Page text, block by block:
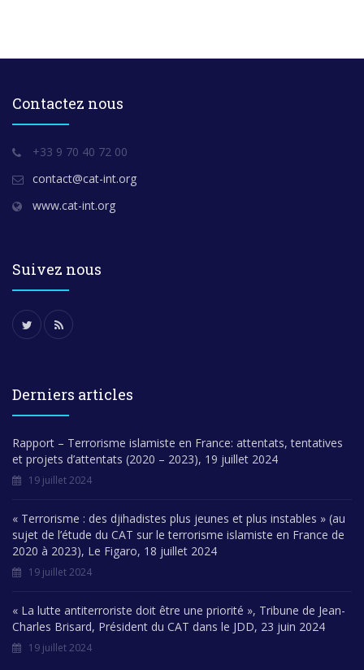
Contactez nous
+33 9 70 40 72 00
contact@cat-int.org
www.cat-int.org
Suivez nous
Derniers articles
Rapport – Terrorisme islamiste en France: attentats, tentatives
et projets d’attentats (2020 – 2023), 19 juillet 2024
19 juillet 2024
« Terrorisme : des djihadistes plus jeunes et plus instables » (au
sujet de l’étude du CAT sur le terrorisme islamiste en France de
2020 à 2023), Le Figaro, 18 juillet 2024
19 juillet 2024
« La lutte antiterroriste doit être une priorité », Tribune de Jean-
Charles Brisard, Président du CAT dans le JDD, 23 juin 2024
19 juillet 2024